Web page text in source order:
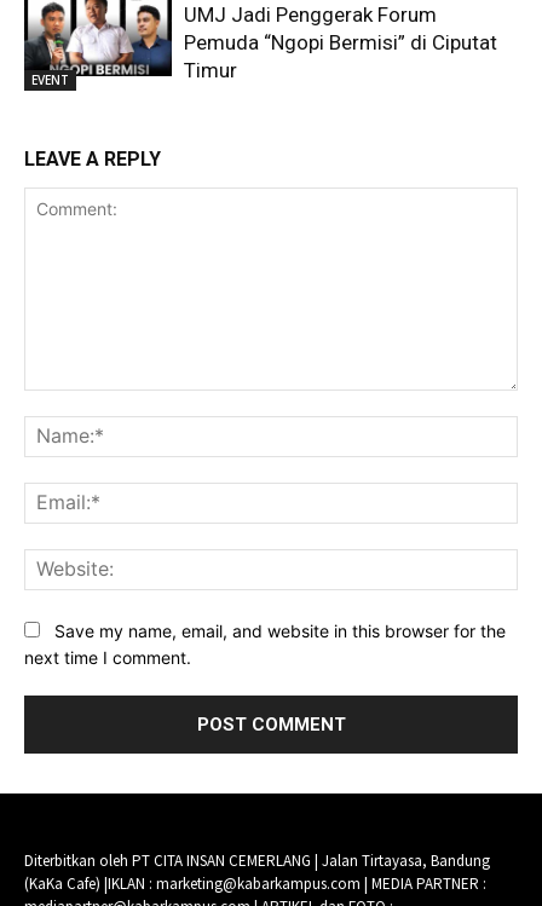
EVENT
UMJ Jadi Penggerak Forum
Pemuda “Ngopi Bermisi” di Ciputat
Timur
LEAVE A REPLY
Save my name, email, and website in this browser for the
next time I comment.
Diterbitkan oleh PT CITA INSAN CEMERLANG | Jalan Tirtayasa, Bandung
(KaKa Cafe) |IKLAN : marketing@kabarkampus.com | MEDIA PARTNER :